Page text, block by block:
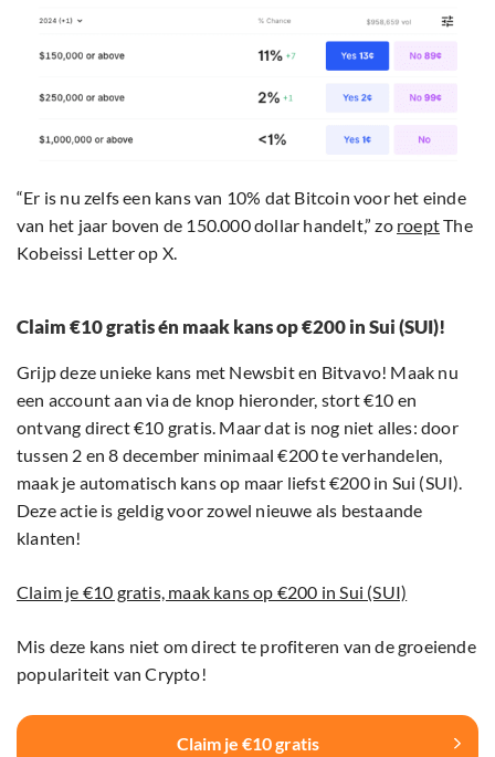
“Er is nu zelfs een kans van 10% dat Bitcoin voor het einde
van het jaar boven de 150.000 dollar handelt,” zo roeptThe
Kobeissi Letter op X.
Claim €10 gratis én maak kans op €200 in Sui (SUI)!
Grijp deze unieke kans met Newsbit en Bitvavo! Maak nu
een account aan via de knop hieronder, stort €10 en
ontvang direct €10 gratis. Maar dat is nog niet alles: door
tussen 2 en 8 december minimaal €200 te verhandelen,
maak je automatisch kans op maar liefst €200 in Sui (SUI).
Deze actie is geldig voor zowel nieuwe als bestaande
klanten!
Claim je €10 gratis, maak kans op €200 in Sui (SUI)
Mis deze kans niet om direct te profiteren van de groeiende
populariteit van Crypto!
Claim je €10 gratis